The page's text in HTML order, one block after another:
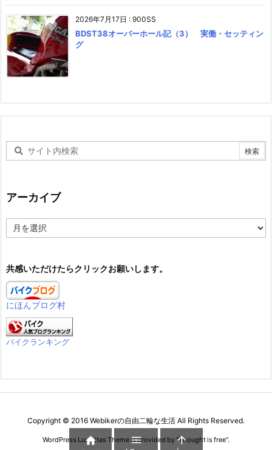
2026年7月17日 : 900SS
BDST38オーバーホール記（3） 実働・セッティン
グ
アーカイブ
ー
ブ
共感いただけたらクリックお願いします。
にほんブログ村
バイクランキング
Copyright © 2016 Webikerの自由二輪な生活 All Rights Reserved.
WordPress Luxeritas Theme is provided by "Thought is free".
  